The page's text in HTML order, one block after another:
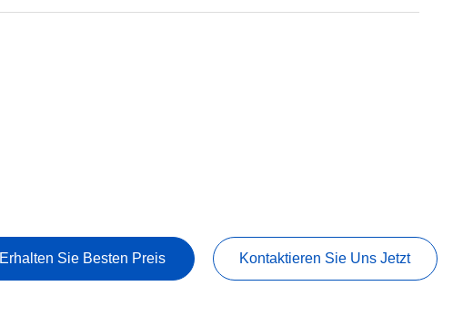
Erhalten Sie Besten Preis Kontaktieren Sie Uns Jetzt